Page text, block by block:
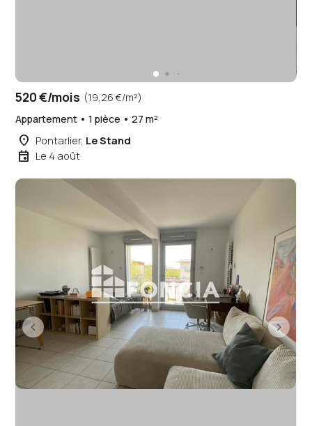
520 €/mois (19,26 €/m²)
Appartement • 1 pièce • 27 m²
place Pontarlier, Le Stand
event Le 4 août